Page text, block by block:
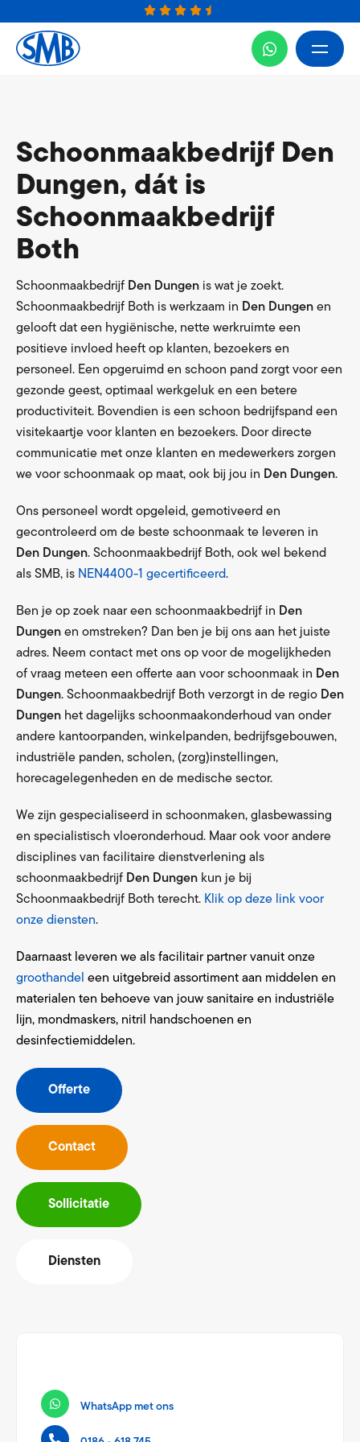
Schoonmaakbedrijf Den
Dungen, dát is
Schoonmaakbedrijf
Both
Schoonmaakbedrijf Den Dungen is wat je zoekt.
Schoonmaakbedrijf Both is werkzaam in Den Dungen en
gelooft dat een hygiënische, nette werkruimte een
positieve invloed heeft op klanten, bezoekers en
personeel. Een opgeruimd en schoon pand zorgt voor een
gezonde geest, optimaal werkgeluk en een betere
productiviteit. Bovendien is een schoon bedrijfspand een
visitekaartje voor klanten en bezoekers. Door directe
communicatie met onze klanten en medewerkers zorgen
we voor schoonmaak op maat, ook bij jou in Den Dungen.
Ons personeel wordt opgeleid, gemotiveerd en
gecontroleerd om de beste schoonmaak te leveren in
Den Dungen. Schoonmaakbedrijf Both, ook wel bekend
als SMB, is NEN4400-1 gecertificeerd.
Ben je op zoek naar een schoonmaakbedrijf in Den
Dungen en omstreken? Dan ben je bij ons aan het juiste
adres. Neem contact met ons op voor de mogelijkheden
of vraag meteen een offerte aan voor schoonmaak in Den
Dungen. Schoonmaakbedrijf Both verzorgt in de regio Den
Dungen het dagelijks schoonmaakonderhoud van onder
andere kantoorpanden, winkelpanden, bedrijfsgebouwen,
industriële panden, scholen, (zorg)instellingen,
horecagelegenheden en de medische sector.
We zijn gespecialiseerd in schoonmaken, glasbewassing
en specialistisch vloeronderhoud. Maar ook voor andere
disciplines van facilitaire dienstverlening als
schoonmaakbedrijf Den Dungen kun je bij
Schoonmaakbedrijf Both terecht. Klik op deze link voor
onze diensten.
Daarnaast leveren we als facilitair partner vanuit onze
groothandel een uitgebreid assortiment aan middelen en
materialen ten behoeve van jouw sanitaire en industriële
lijn, mondmaskers, nitril handschoenen en
desinfectiemiddelen.
Offerte
Contact
Sollicitatie
Diensten
WhatsApp met ons